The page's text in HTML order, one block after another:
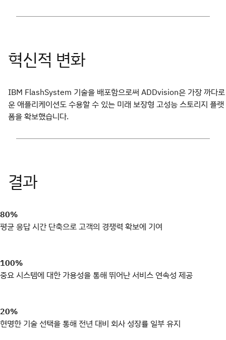
IBM FlashSystem 기술을 배포함으로써 ADDvision은 가장 까다로
운 애플리케이션도 수용할 수 있는 미래 보장형 고성능 스토리지 플랫
폼을 확보했습니다.
80%
평균 응답 시간 단축으로 고객의 경쟁력 확보에 기여
100%
중요 시스템에 대한 가용성을 통해 뛰어난 서비스 연속성 제공
20%
현명한 기술 선택을 통해 전년 대비 회사 성장률 일부 유지